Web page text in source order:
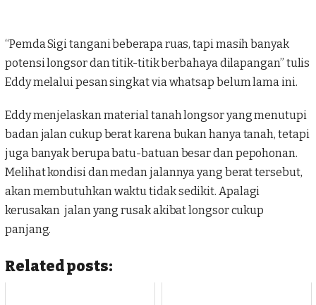
“Pemda Sigi tangani beberapa ruas, tapi masih banyak
potensi longsor dan titik-titik berbahaya dilapangan” tulis
Eddy melalui pesan singkat via whatsap belum lama ini.
Eddy menjelaskan material tanah longsor yang menutupi
badan jalan cukup berat karena bukan hanya tanah, tetapi
juga banyak berupa batu-batuan besar dan pepohonan.
Melihat kondisi dan medan jalannya yang berat tersebut,
akan membutuhkan waktu tidak sedikit. Apalagi
kerusakan jalan yang rusak akibat longsor cukup
panjang.
Related posts: